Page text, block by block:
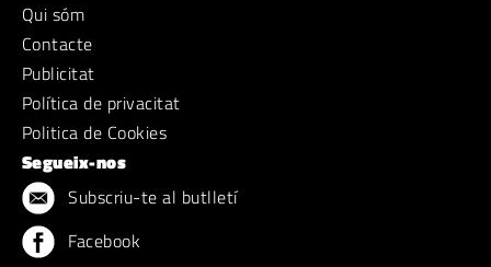
Qui sóm
Contacte
Publicitat
Política de privacitat
Politica de Cookies
Segueix-nos
Subscriu-te al butlletí
Facebook